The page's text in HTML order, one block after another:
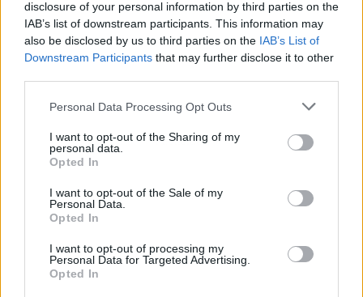
disclosure of your personal information by third parties on the
IAB’s list of downstream participants. This information may
also be disclosed by us to third parties on the IAB’s List of
Downstream Participants that may further disclose it to other
Personal Data Processing Opt Outs
I want to opt-out of the Sharing of my
personal data.
Opted In
I want to opt-out of the Sale of my
Personal Data.
Opted In
I want to opt-out of processing my
Personal Data for Targeted Advertising.
Opted In
Publicidad